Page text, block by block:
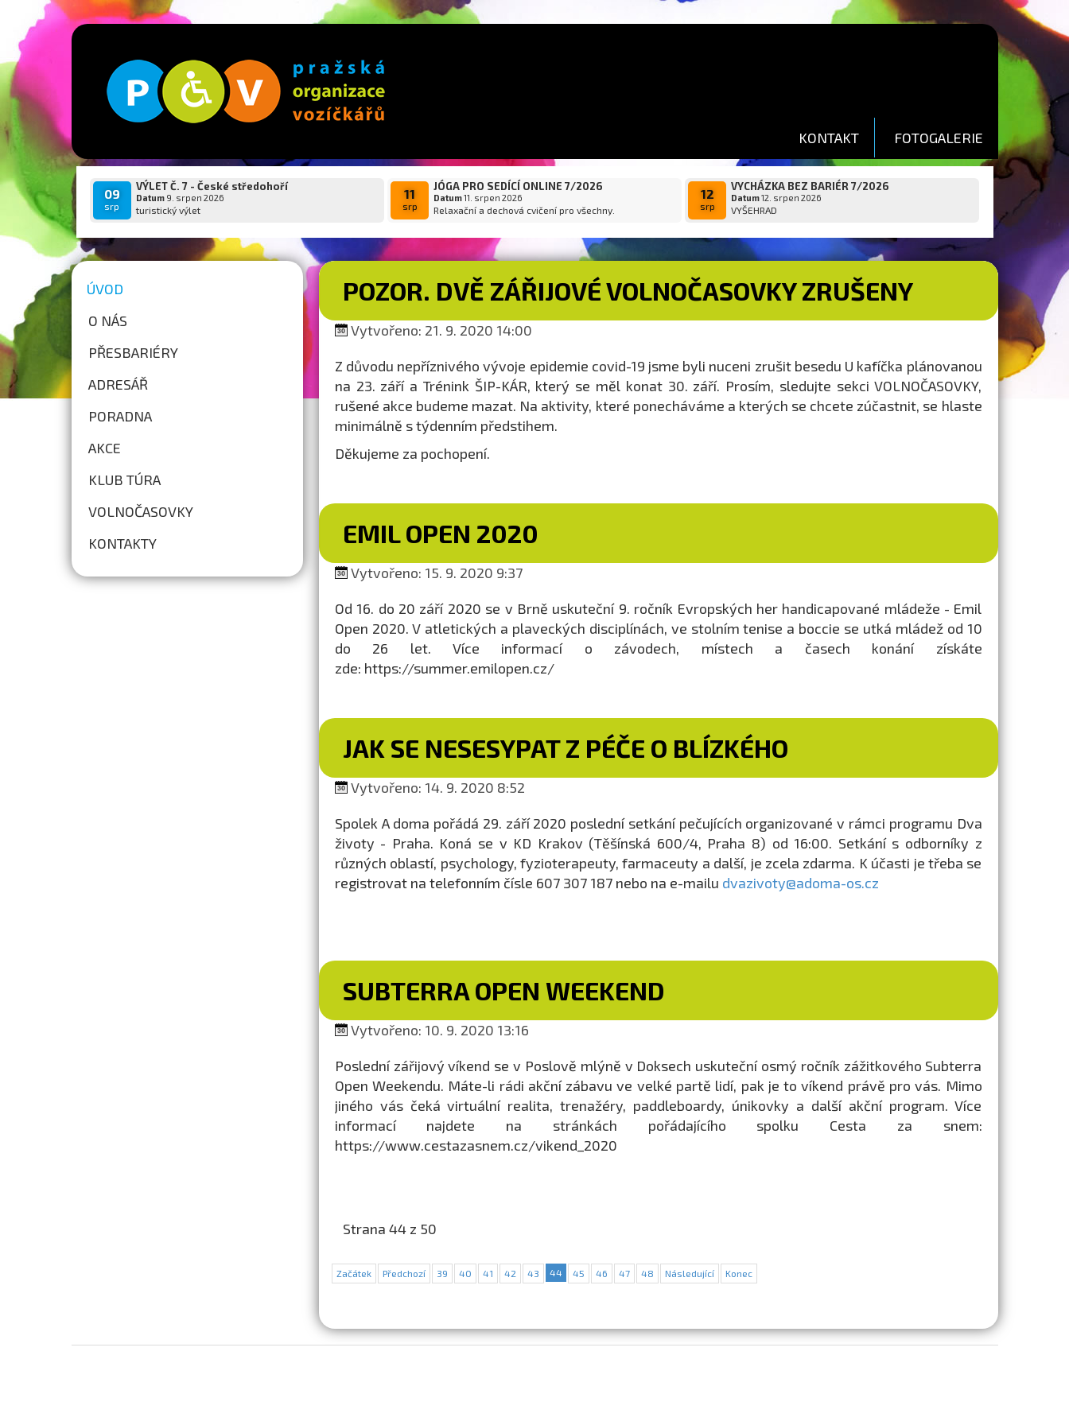
KONTAKT FOTOGALERIE
09
srp
VÝLET Č. 7 - České středohoří
Datum9. srpen 2026
turistický výlet
11
srp
JÓGA PRO SEDÍCÍ ONLINE 7/2026
Datum11. srpen 2026
Relaxační a dechová cvičení pro všechny.
12
srp
VYCHÁZKA BEZ BARIÉR 7/2026
Datum12. srpen 2026
VYŠEHRAD
ÚVOD
O NÁS
PŘESBARIÉRY
ADRESÁŘ
PORADNA
AKCE
KLUB TÚRA
VOLNOČASOVKY
KONTAKTY
POZOR. DVĚ ZÁŘIJOVÉ VOLNOČASOVKY ZRUŠENY
Vytvořeno: 21. 9. 2020 14:00
Z důvodu nepříznivého vývoje epidemie covid-19 jsme byli nuceni zrušit besedu U kafíčka plánovanou
na 23. září a Trénink ŠIP-KÁR, který se měl konat 30. září. Prosím, sledujte sekci VOLNOČASOVKY,
rušené akce budeme mazat. Na aktivity, které ponecháváme a kterých se chcete zúčastnit, se hlaste
minimálně s týdenním předstihem.
Děkujeme za pochopení.
EMIL OPEN 2020
Vytvořeno: 15. 9. 2020 9:37
Od 16. do 20 září 2020 se v Brně uskuteční 9. ročník Evropských her handicapované mládeže - Emil
Open 2020. V atletických a plaveckých disciplínách, ve stolním tenise a boccie se utká mládež od 10
do 26 let. Více informací o závodech, místech a časech konání získáte
zde: https://summer.emilopen.cz/
JAK SE NESESYPAT Z PÉČE O BLÍZKÉHO
Vytvořeno: 14. 9. 2020 8:52
Spolek A doma pořádá 29. září 2020 poslední setkání pečujících organizované v rámci programu Dva
životy - Praha. Koná se v KD Krakov (Těšínská 600/4, Praha 8) od 16:00. Setkání s odborníky z
různých oblastí, psychology, fyzioterapeuty, farmaceuty a další, je zcela zdarma. K účasti je třeba se
registrovat na telefonním čísle 607 307 187 nebo na e-mailu dvazivoty@adoma-os.cz
SUBTERRA OPEN WEEKEND
Vytvořeno: 10. 9. 2020 13:16
Poslední zářijový víkend se v Poslově mlýně v Doksech uskuteční osmý ročník zážitkového Subterra
Open Weekendu. Máte-li rádi akční zábavu ve velké partě lidí, pak je to víkend právě pro vás. Mimo
jiného vás čeká virtuální realita, trenažéry, paddleboardy, únikovky a další akční program. Více
informací najdete na stránkách pořádajícího spolku Cesta za snem:
https://www.cestazasnem.cz/vikend_2020
Strana 44 z 50
Začátek Předchozí 39 40 41 42 43 44 45 46 47 48 Následující Konec